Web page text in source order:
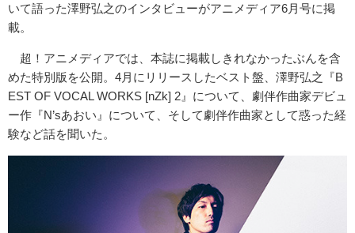
いて語った澤野弘之のインタビューがアニメディア6月号に掲
載。
超！アニメディアでは、本誌に掲載しきれなかったぶんを含
めた特別版を公開。4月にリリースしたベスト盤、澤野弘之『B
EST OF VOCAL WORKS [nZk] 2』について、劇伴作曲家デビュ
ー作『N’sあおい』について、そして劇伴作曲家として惑った経
験など話を聞いた。